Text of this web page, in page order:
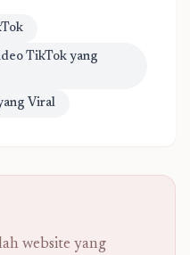
TikTok yang
Viral
website yang